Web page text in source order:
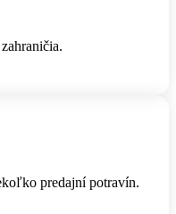
predajní potravín.